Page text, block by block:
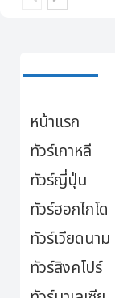
หน้าแรก
ทัวร์เกาหลี
ทัวร์ญี่ปุ่น
ทัวร์ฮอกไกโด
ทัวร์เวียดนาม
ทัวร์สิงคโปร์